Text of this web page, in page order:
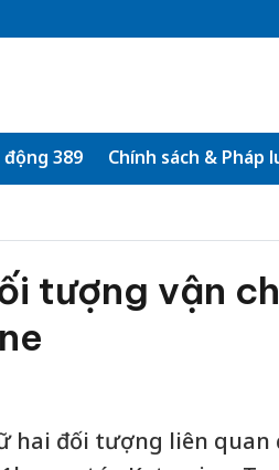
động 389 Chính sách & Pháp
tượng vận
hai đối tượng liên quan